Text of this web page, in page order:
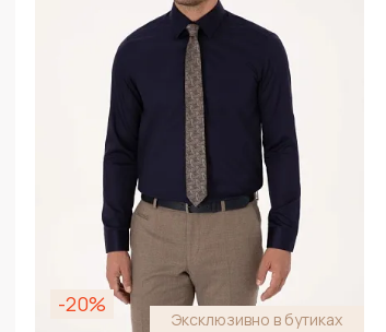
Добавить в корзину
-20%
Эксклюзивно в бутиках